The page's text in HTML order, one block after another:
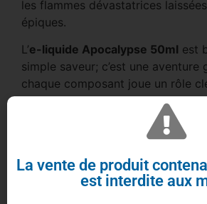
les flammes dévastatrices
épiques.
L’e-liquide Apocalypse 50ml est
simple saveur; c’est une aventure
chaque composant joue un rôle
symphonie de puissance et de
Laissez-vous séduire par ce
idéal pour les amateurs de
Conditionnement de
La vente de produit
est interdite aux